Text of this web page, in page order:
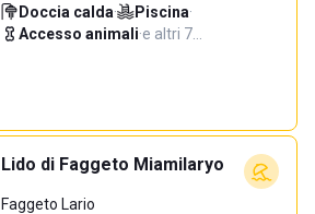
Doccia calda· Piscina·
Accesso animali·e altri 7…
Lido di Faggeto Miamilaryo
Faggeto Lario